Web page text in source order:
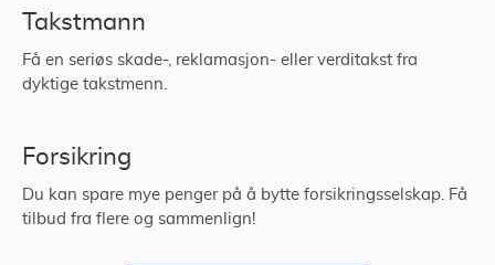
Takstmann
Få en seriøs skade-, reklamasjon- eller verditakst fra
dyktige takstmenn.
Forsikring
Du kan spare mye penger på å bytte forsikringsselskap. Få
tilbud fra flere og sammenlign!